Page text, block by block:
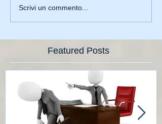
Scrivi un commento...
Featured Posts